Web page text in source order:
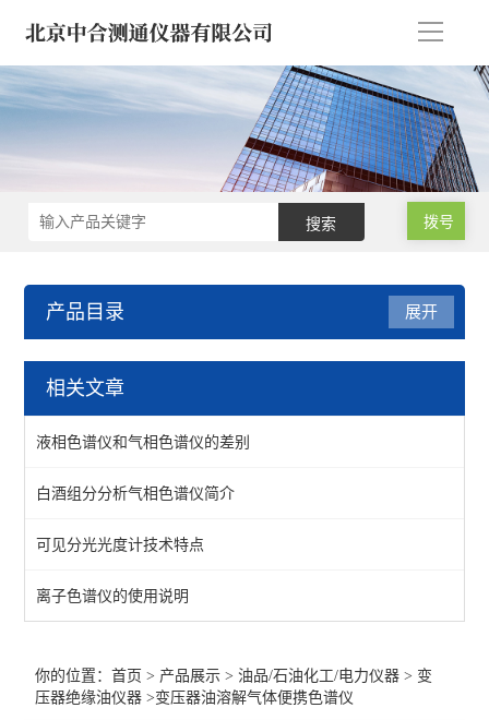
导
拨号
产品目录
油品/石油化工/电力仪器
石油化工气相色谱仪
展开
相关文章
液相色谱仪和气相色谱仪的差别
白酒组分分析气相色谱仪简介
可见分光光度计技术特点
离子色谱仪的使用说明
你的位置：首页 > 产品展示 >油品/石油化工/电力仪器 > 变
压器绝缘油仪器 >变压器油溶解气体便携色谱仪